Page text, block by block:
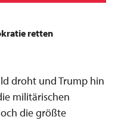
retten
droht und Trump hin
militärischen
die größte